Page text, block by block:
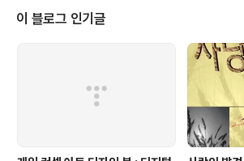
3D%2526usedbook%253D 만화가 남문희가 그린
육아일기. 직장생활 4년 차, 결혼생활 3년 차의 초보아빠
이자 초보가장인 주인공 '차대기'와 아내 '오미자, 20개월
된 아들 '차돌이'의 알콩달콩한 일상을 담았다. 쓰레기봉투
이 블로그 인기글